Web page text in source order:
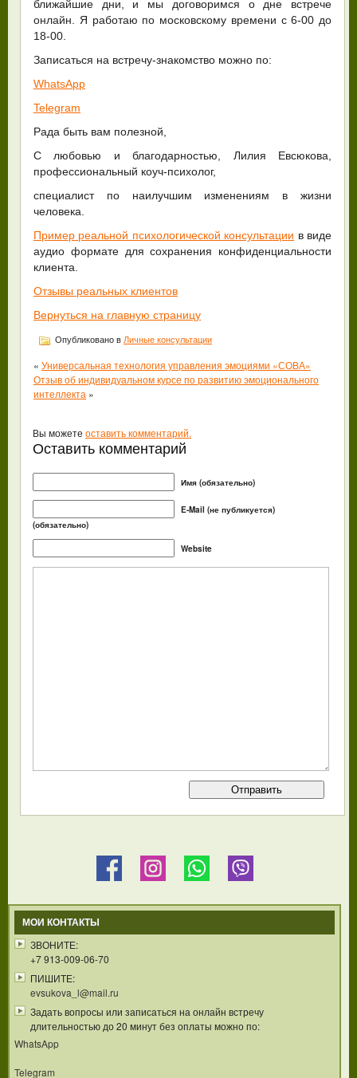
ближайшие дни, и мы договоримся о дне встрече
онлайн. Я работаю по московскому времени с 6-00 до
18-00.
Записаться на встречу-знакомство можно по:
WhatsApp
Telegram
Рада быть вам полезной,
С любовью и благодарностью, Лилия Евсюкова,
профессиональный коуч-психолог,
специалист по наилучшим изменениям в жизни
человека.
Пример реальной психологической консультации в виде
аудио формате для сохранения конфиденциальности
клиента.
Отзывы реальных клиентов
Вернуться на главную страницу
Опубликовано в Личные консультации
« Универсальная технология управления эмоциями «СОВА»
Отзыв об индивидуальном курсе по развитию эмоционального
интеллекта »
Вы можете оставить комментарий.
Оставить комментарий
Имя (обязательно)
E-Mail (не публикуется)
(обязательно)
Website
МОИ КОНТАКТЫ
ЗВОНИТЕ:
+7 913-009-06-70
ПИШИТЕ:
evsukova_l@mail.ru
Задать вопросы или записаться на онлайн встречу
длительностью до 20 минут без оплаты можно по:
WhatsApp
Telegram